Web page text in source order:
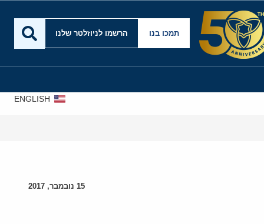
תמכו בנו הרשמו לניוזלטר שלנו
ENGLISH
15 נובמבר, 2017